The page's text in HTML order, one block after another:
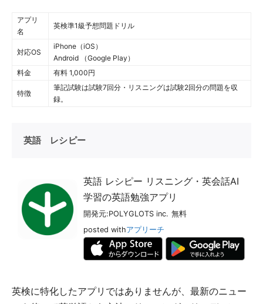
アプリ
名
英検準1級予想問題ドリル
対応OS
iPhone（iOS）
Android （Google Play）
料金
有料 1,000円
特徴
筆記試験は試験7回分・リスニングは試験2回分の問題を収
録。
英語 レシピー
英語 レシピー リスニング・英会話AI
学習の英語勉強アプリ
開発元:POLYGLOTS inc. 無料
posted withアプリーチ
英検に特化したアプリではありませんが、最新のニュー